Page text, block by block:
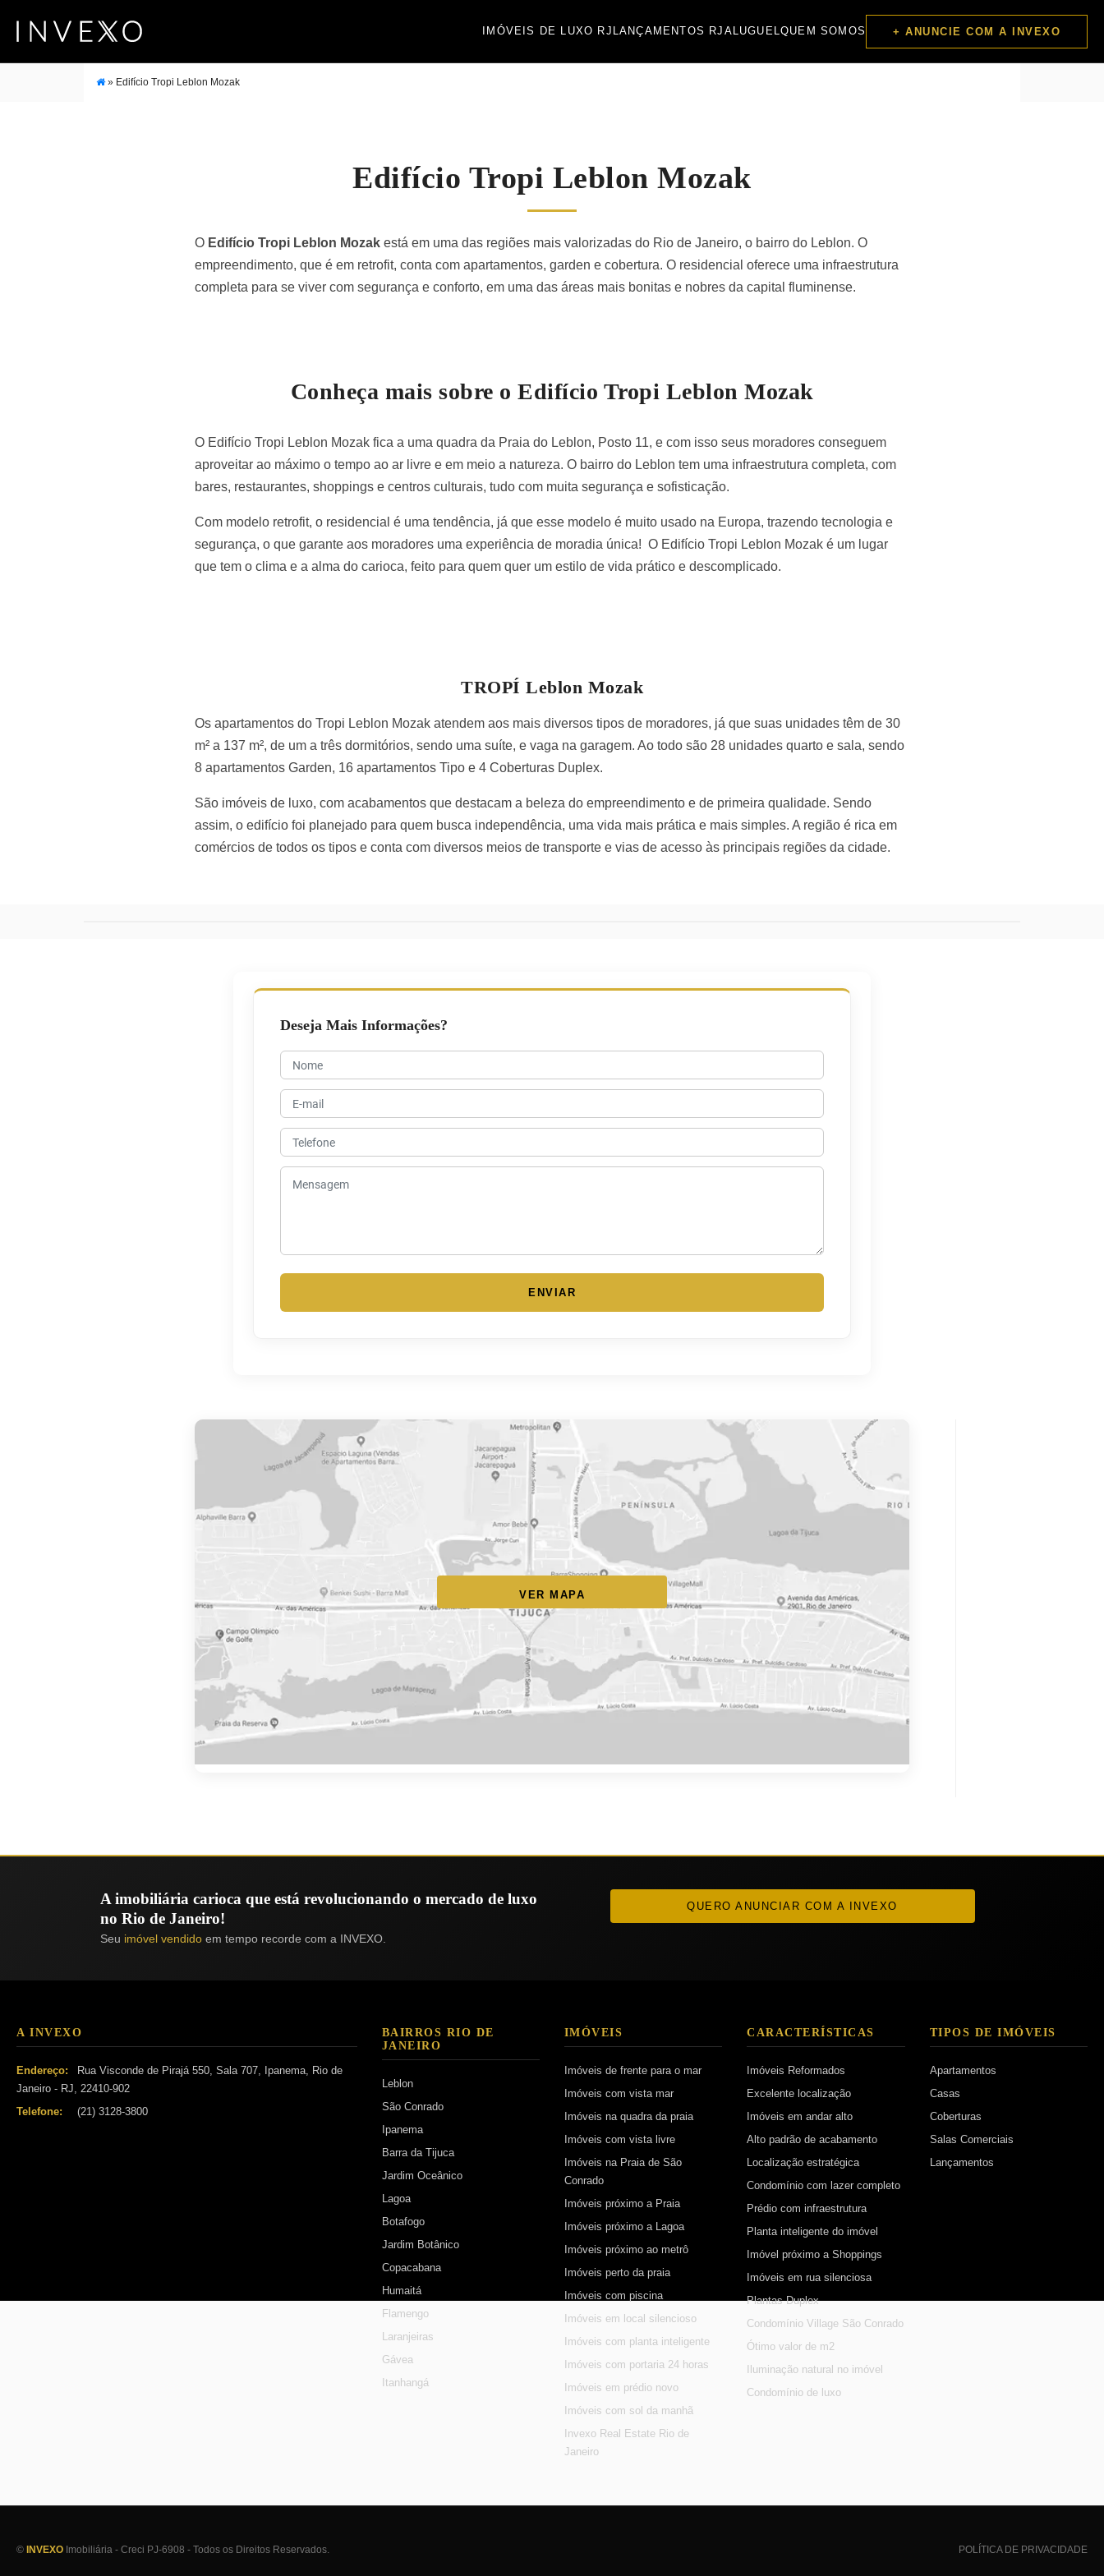
IMÓVEIS DE LUXO RJ LANÇAMENTOS RJ ALUGUELQUEM SOMOS + ANUNCIE COM A INVEXO
» Edifício Tropi Leblon Mozak
Edifício Tropi Leblon Mozak
O Edifício Tropi Leblon Mozak está em uma das regiões mais valorizadas do Rio de Janeiro, o bairro do Leblon. O
empreendimento, que é em retrofit, conta com apartamentos, garden e cobertura. O residencial oferece uma infraestrutura
completa para se viver com segurança e conforto, em uma das áreas mais bonitas e nobres da capital fluminense.
Conheça mais sobre o Edifício Tropi Leblon Mozak
O Edifício Tropi Leblon Mozak fica a uma quadra da Praia do Leblon, Posto 11, e com isso seus moradores conseguem
aproveitar ao máximo o tempo ao ar livre e em meio a natureza. O bairro do Leblon tem uma infraestrutura completa, com
bares, restaurantes, shoppings e centros culturais, tudo com muita segurança e sofisticação.
Com modelo retrofit, o residencial é uma tendência, já que esse modelo é muito usado na Europa, trazendo tecnologia e
segurança, o que garante aos moradores uma experiência de moradia única! O Edifício Tropi Leblon Mozak é um lugar
que tem o clima e a alma do carioca, feito para quem quer um estilo de vida prático e descomplicado.
TROPÍ Leblon Mozak
Os apartamentos do Tropi Leblon Mozak atendem aos mais diversos tipos de moradores, já que suas unidades têm de 30
m² a 137 m², de um a três dormitórios, sendo uma suíte, e vaga na garagem. Ao todo são 28 unidades quarto e sala, sendo
8 apartamentos Garden, 16 apartamentos Tipo e 4 Coberturas Duplex.
São imóveis de luxo, com acabamentos que destacam a beleza do empreendimento e de primeira qualidade. Sendo
assim, o edifício foi planejado para quem busca independência, uma vida mais prática e mais simples. A região é rica em
comércios de todos os tipos e conta com diversos meios de transporte e vias de acesso às principais regiões da cidade.
VER MAPA
Deseja Mais Informações?
ENVIAR
A imobiliária carioca que está revolucionando o mercado de luxo
no Rio de Janeiro!
Seu imóvel vendido em tempo recorde com a INVEXO.
QUERO ANUNCIAR COM A INVEXO
A INVEXO
Endereço:
Rua Visconde de Pirajá 550, Sala 707, Ipanema, Rio de
Janeiro - RJ, 22410-902
Telefone:
(21) 3128-3800
BAIRROS RIO DE
JANEIRO
Leblon
São Conrado
Ipanema
Barra da Tijuca
Jardim Oceânico
Lagoa
Botafogo
Jardim Botânico
Copacabana
Humaitá
Flamengo
Laranjeiras
Gávea
Itanhangá
IMÓVEIS
Imóveis de frente para o mar
Imóveis com vista mar
Imóveis na quadra da praia
Imóveis com vista livre
Imóveis na Praia de São
Conrado
Imóveis próximo a Praia
Imóveis próximo a Lagoa
Imóveis próximo ao metrô
Imóveis perto da praia
Imóveis com piscina
Imóveis em local silencioso
Imóveis com planta inteligente
Imóveis com portaria 24 horas
Imóveis em prédio novo
Imóveis com sol da manhã
Invexo Real Estate Rio de
Janeiro
CARACTERÍSTICAS
Imóveis Reformados
Excelente localização
Imóveis em andar alto
Alto padrão de acabamento
Localização estratégica
Condomínio com lazer completo
Prédio com infraestrutura
Planta inteligente do imóvel
Imóvel próximo a Shoppings
Imóveis em rua silenciosa
Plantas Duplex
Condomínio Village São Conrado
Ótimo valor de m2
Iluminação natural no imóvel
Condomínio de luxo
TIPOS DE IMÓVEIS
Apartamentos
Casas
Coberturas
Salas Comerciais
Lançamentos
© INVEXO Imobiliária - Creci PJ-6908 - Todos os Direitos Reservados. POLÍTICA DE PRIVACIDADE